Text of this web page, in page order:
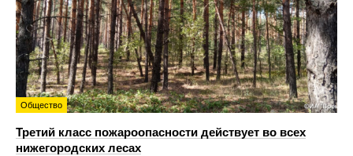
Общество
Третий класс пожароопасности действует во всех
нижегородских лесах